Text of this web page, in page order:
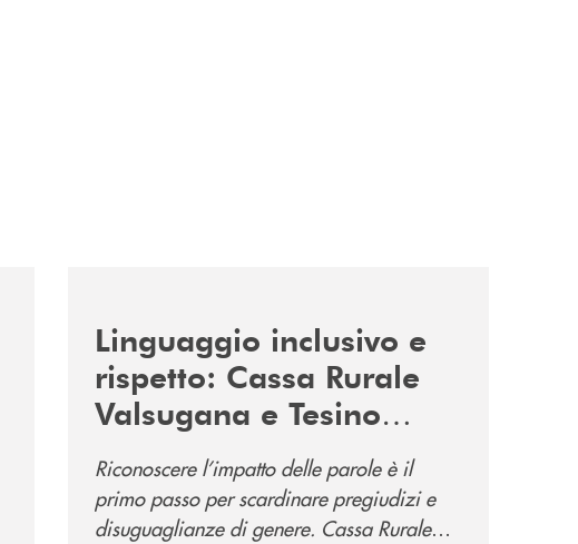
Linguaggio inclusivo e
rispetto: Cassa Rurale
Valsugana e Tesino
promuove la campagna
“Tolleranza Zero”
Riconoscere l’impatto delle parole è il
primo passo per scardinare pregiudizi e
disuguaglianze di genere. Cassa Rurale